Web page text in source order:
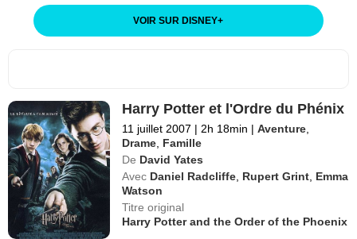
VOIR SUR DISNEY+
Harry Potter et l'Ordre du Phénix
11 juillet 2007 | 2h 18min | Aventure
Drame Famille
De David Yates
Avec Daniel Radcliffe Rupert Grint Emma
Watson
Titre original
Harry Potter and the Order of the Phoenix